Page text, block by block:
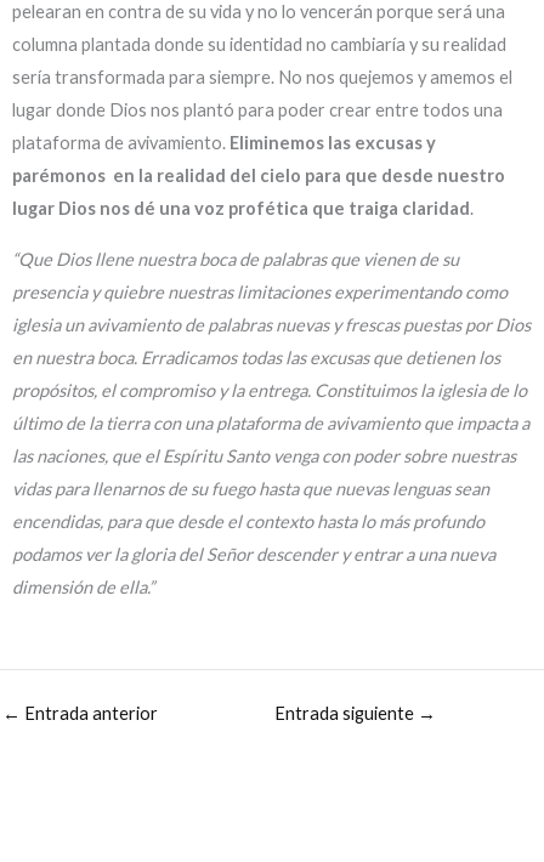
pelearan en contra de su vida y no lo vencerán porque será una
columna plantada donde su identidad no cambiaría y su realidad
sería transformada para siempre. No nos quejemos y amemos el
lugar donde Dios nos plantó para poder crear entre todos una
plataforma de avivamiento. Eliminemos las excusas y
parémonos en la realidad del cielo para que desde nuestro
lugar Dios nos dé una voz profética que traiga claridad.
“Que Dios llene nuestra boca de palabras que vienen de su
presencia y quiebre nuestras limitaciones experimentando como
iglesia un avivamiento de palabras nuevas y frescas puestas por Dios
en nuestra boca. Erradicamos todas las excusas que detienen los
propósitos, el compromiso y la entrega. Constituimos la iglesia de lo
último de la tierra con una plataforma de avivamiento que impacta a
las naciones, que el Espíritu Santo venga con poder sobre nuestras
vidas para llenarnos de su fuego hasta que nuevas lenguas sean
encendidas, para que desde el contexto hasta lo más profundo
podamos ver la gloria del Señor descender y entrar a una nueva
dimensión de ella.”
← Entrada anterior Entrada siguiente →